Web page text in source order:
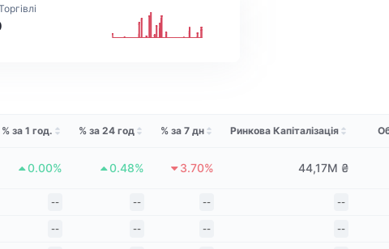
% за 1 год. % за 24 год % за 7 дн Ринкова Капіталізація
0.00% 0.48% 3.70% 44,17M ₴
-- -- -- --
-- -- -- --